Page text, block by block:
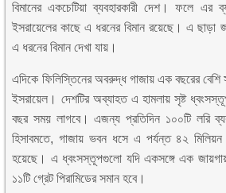
বিমানের একচেটিয়া ব্যবহারকারী দেশ। ফলে এর
ইসরায়েলের কাছে এ ধরনের বিমান রয়েছে। এ
এ ধরনের বিমান দেখা যায়।
এদিকে ফিলিস্তিনের অবরুদ্ধ গাজায় এক বছরের বেশি
ইসরায়েল। দেশটির অব্যাহত এ হামলায় সৃষ্ট
বছর সময় লাগবে। এজন্য প্রতিদিন ১০০টি লরি
হিসাবমতে, গাজায় ভবন ধসে এ পর্যন্ত ৪২
হয়েছে। এ ধ্বংসস্তূপগুলো যদি একসঙ্গে এক জায়গায়
১১টি গ্রেট পিরামিডের সমান হবে।